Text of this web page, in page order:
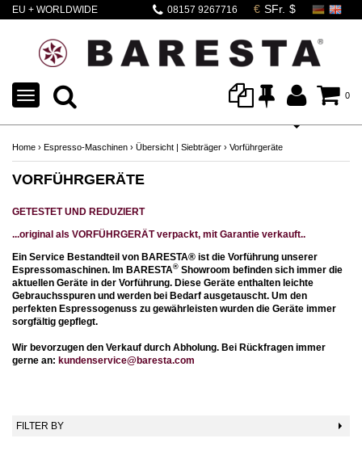
EU + WORLDWIDE
08157 9267716
0
TOGGLE
NAVIGATION
Home › Espresso-Maschinen › Übersicht | Siebträger › Vorführgeräte
VORFÜHRGERÄTE
GETESTET UND REDUZIERT
...original als VORFÜHRGERÄT verpackt, mit Garantie verkauft..
Ein Service Bestandteil von BARESTA® ist die Vorführung unserer
Espressomaschinen. Im BARESTA® Showroom befinden sich immer die
aktuellen Geräte in der Vorführung. Diese Geräte enthalten leichte
Gebrauchsspuren und werden bei Bedarf ausgetauscht. Um den
perfekten Espressogenuss zu gewährleisten wurden die Geräte immer
sorgfältig gepflegt.
Wir bevorzugen den Verkauf durch Abholung. Bei Rückfragen immer
gerne an: kundenservice@baresta.com
FILTER BY